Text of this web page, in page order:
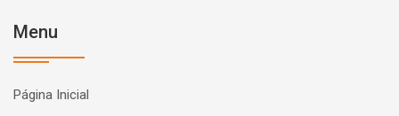
Menu
Página Inicial